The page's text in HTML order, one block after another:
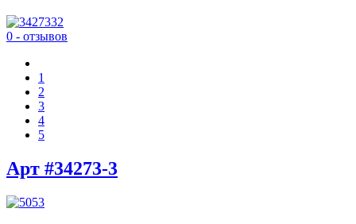
0 - отзывов
1
2
3
4
5
Арт #34273-3